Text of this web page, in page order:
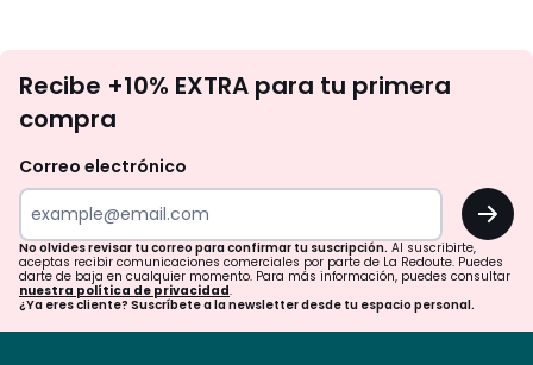
te
tu
para
confirmar
tu
suscripción.
Recibe +10% EXTRA para tu primera
compra
Correo electrónico
OK
No olvides revisar tu correo para confirmar tu suscripción. Al suscribirte,
aceptas recibir comunicaciones comerciales por parte de La Redoute. Puedes
darte de baja en cualquier momento. Para más información, puedes consultar
nuestra política de privacidad.
¿Ya eres cliente? Suscríbete a la newsletter desde tu espacio personal.